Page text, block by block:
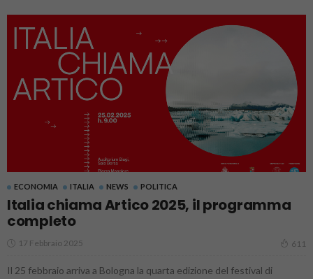
ECONOMIA ITALIA NEWS POLITICA
Italia chiama Artico 2025, il programma
completo
17 Febbraio 2025 611
Il 25 febbraio arriva a Bologna la quarta edizione del festival di